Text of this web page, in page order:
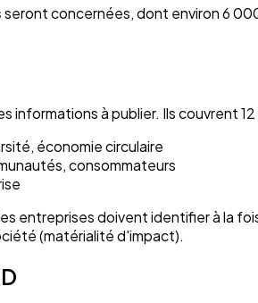
seront concernées, dont environ 6
à publier. Ils couvrent
économie circulaire
consommateurs
entreprises doivent identifier à la
(matérialité d'impact).